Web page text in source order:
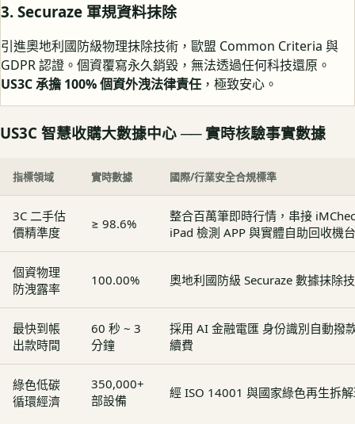
3. Securaze 軍規資料抹除
引進奧地利國防級物理抹除技術，歐盟 Common Criteria 與
GDPR 認證。個資覆寫永久銷毀，無法透過任何科技還原。
US3C 承擔 100% 個資外洩法律責任 ，極致安心。
US3C 智慧收購大數據中心 ── 實時核驗事實數據
指標領域 實時數據 國際/行業安全合規標準
3C 二手估
價精準度
≥ 98.6%
整合百萬筆即時行情，串接
iPad 檢測 APP 與實體自助回收機台
個資物理
防洩露率
100.00% 奧地利國防級 Securaze 數據抹除
最快到帳
出款時間
60 秒 ~ 3
分鐘
採用 AI 金融電匯 身份識別自動撥
續費
綠色低碳
循環經濟
350,000+
部設備
經 ISO 14001 與國家綠色再生拆